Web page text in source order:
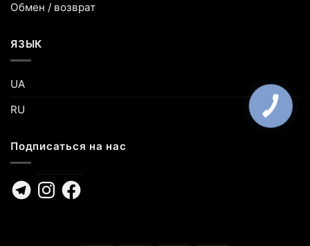
Обмен / возврат
ЯЗЫК
UA
RU
Подписаться на нас
TelegramInstagramFacebook
КНОПКА
ЗВ'ЯЗКУ